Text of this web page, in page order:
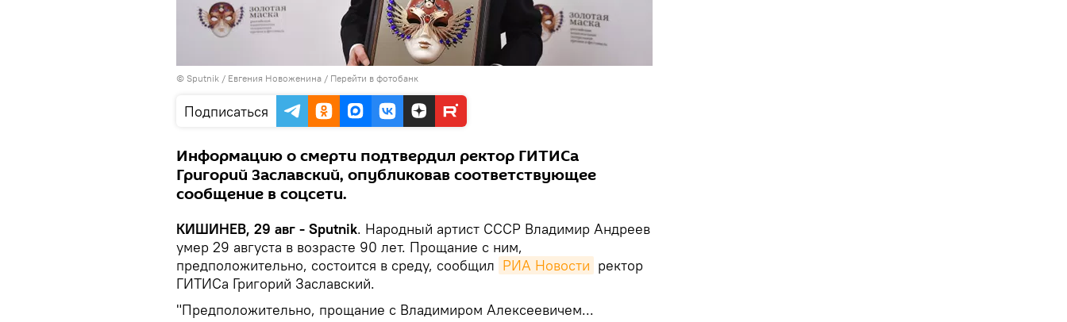
© Sputnik / Евгения Новоженина / Перейти в фотобанк
Подписаться
Информацию о смерти подтвердил ректор ГИТИСа
Григорий Заславский, опубликовав соответствующее
сообщение в соцсети.
КИШИНЕВ, 29 авг - Sputnik. Народный артист СССР Владимир Андреев
умер 29 августа в возрасте 90 лет. Прощание с ним,
предположительно, состоится в среду, сообщил РИА Новости ректор
ГИТИСа Григорий Заславский.
"Предположительно, прощание с Владимиром Алексеевичем...